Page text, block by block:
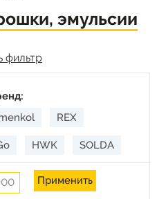
эмульсии
фильтр
REX
HWK SOLDA